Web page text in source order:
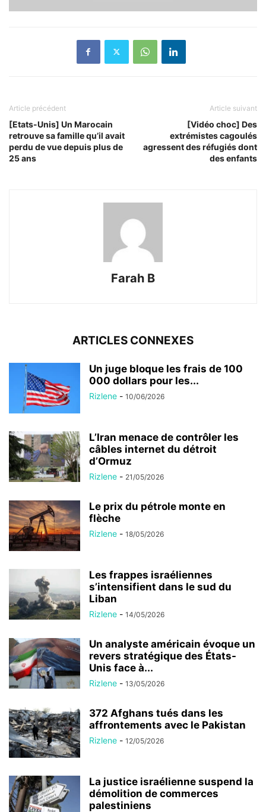
Article précédent
[Etats-Unis] Un Marocain
retrouve sa famille qu’il avait
perdu de vue depuis plus de
25 ans
Article suivant
[Vidéo choc] Des
extrémistes cagoulés
agressent des réfugiés dont
des enfants
Farah B
ARTICLES CONNEXES
Un juge bloque les frais de 100
000 dollars pour les...
Rizlene - 10/06/2026
L’Iran menace de contrôler les
câbles internet du détroit
d’Ormuz
Rizlene - 21/05/2026
Le prix du pétrole monte en
flèche
Rizlene - 18/05/2026
Les frappes israéliennes
s’intensifient dans le sud du
Liban
Rizlene - 14/05/2026
Un analyste américain évoque un
revers stratégique des États-
Unis face à...
Rizlene - 13/05/2026
372 Afghans tués dans les
affrontements avec le Pakistan
Rizlene - 12/05/2026
La justice israélienne suspend la
démolition de commerces
palestiniens